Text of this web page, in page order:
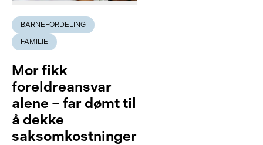
BARNEFORDELING
FAMILIE
Mor fikk
foreldreansvar
alene – far dømt til
å dekke
saksomkostninger